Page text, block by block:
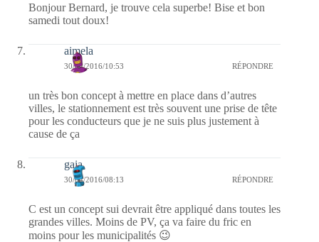
Bonjour Bernard, je trouve cela superbe! Bise et bon
samedi tout doux!
aimela
30/04/2016/10:53 RÉPONDRE
un très bon concept à mettre en place dans d’autres
villes, le stationnement est très souvent une prise de tête
pour les conducteurs que je ne suis plus justement à
cause de ça
gaia
30/04/2016/08:13 RÉPONDRE
C est un concept sui devrait être appliqué dans toutes les
grandes villes. Moins de PV, ça va faire du fric en
moins pour les municipalités 😉